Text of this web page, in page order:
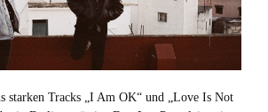
starken Tracks „I Am OK“ und „Love Is Not